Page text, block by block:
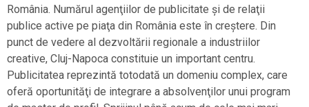
România. Numărul agenţiilor de publicitate şi de relaţii
publice active pe piaţa din România este în creştere. Din
punct de vedere al dezvoltării regionale a industriilor
creative, Cluj-Napoca constituie un important centru.
Publicitatea reprezintă totodată un domeniu complex, care
oferă oportunităţi de integrare a absolvenţilor unui program